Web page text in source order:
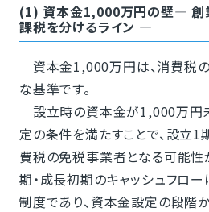
(1) 資本金1,000万円の壁― 創
課税を分けるライン ―
資本金1,000万円は、消費税
な基準です。
設立時の資本金が1,000万円
定の条件を満たすことで、設立1
費税の免税事業者となる可能性
期・成長初期のキャッシュフロ
制度であり、資本金設定の段階